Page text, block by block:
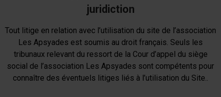
juridiction
Tout litige en relation avec l’utilisation du site de l’association
Les Apsyades est soumis au droit français. Seuls les
tribunaux relevant du ressort de la Cour d’appel du siège
social de l’association Les Apsyades sont compétents pour
connaître des éventuels litiges liés à l’utilisation du Site..